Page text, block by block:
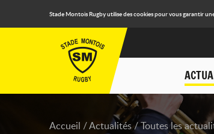
Stade Montois Rugby utilise des cookies pour vous garantir
Accueil Actualités Toutes les